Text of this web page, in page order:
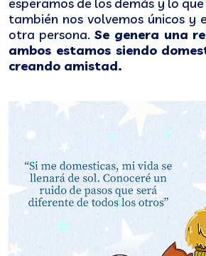
esperamos de los demás y lo
también nos volvemos únicos y
otra persona. Se genera una
ambos estamos siendo
creando amistad.